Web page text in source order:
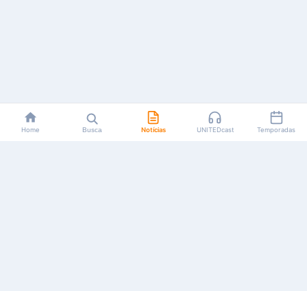
Home Busca Notícias UNITEDcast Temporadas